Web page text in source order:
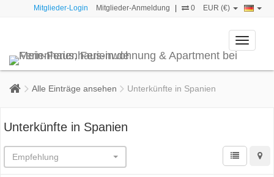
Mitglieder-Login Mitglieder-Anmeldung 0 EUR (€)
Toggle
Alle Einträge ansehen Unterkünfte in Spanien
Unterkünfte in Spanien
Empfehlung